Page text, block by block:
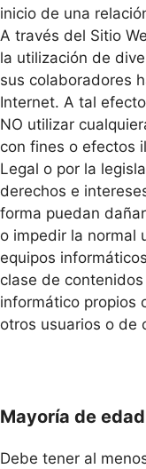
inicio de una
A través del Sitio
la utilización de
sus colaboradores
Internet. A tal
NO utilizar
con fines o efectos
Legal o por la
derechos e
forma puedan
o impedir la normal
equipos
clase de
informático propios
otros usuarios o de
Mayoría de edad
Debe tener al